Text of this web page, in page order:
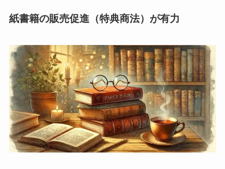
紙書籍の販売促進（特典商法）が有力